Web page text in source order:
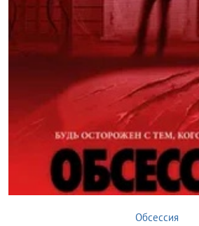
Обсессия